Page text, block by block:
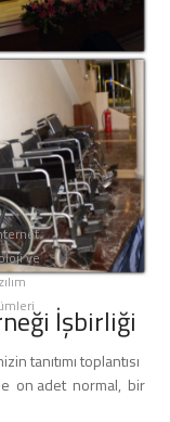
İşbirliği
tanıtımı toplantısı
on adet normal, bir
ve